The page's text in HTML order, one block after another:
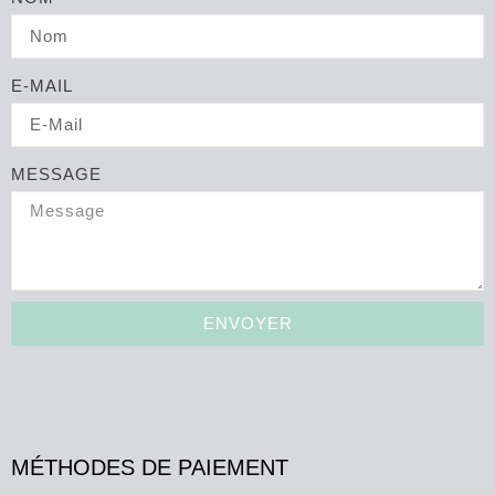
E-MAIL
MESSAGE
ENVOYER
MÉTHODES DE PAIEMENT